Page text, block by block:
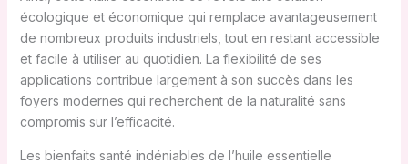
écologique et économique qui remplace avantageusement
de nombreux produits industriels, tout en restant accessible
et facile à utiliser au quotidien. La flexibilité de ses
applications contribue largement à son succès dans les
foyers modernes qui recherchent de la naturalité sans
compromis sur l’efficacité.
Les bienfaits santé indéniables de l’huile essentielle